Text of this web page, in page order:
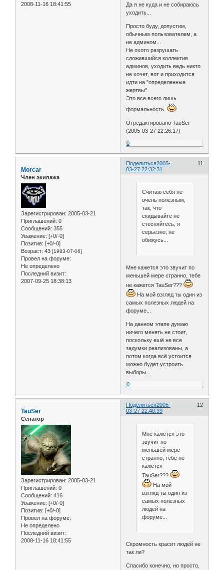
2008-11-16 18:41:55
Да я не куда и не собираюсь
уходить...
Просто буду, допустим,
обычным пользователем, а
не админом...
Не охото разрушать
сложившийся коллектив
админов, уходить ведь никто
не хочет, вот и приходится
идти на "определенные
жертвы".
Это все всего лишь
формальность.
Отредактировано TauSer
(2005-03-27 22:26:17)
0
Поделиться 11
2005-
03-27 22:32:31
Morcar
Член экипажа
Зарегистрирован: 2005-03-21
Приглашений: 0
Сообщений: 355
Уважение: [+0/-0]
Позитив: [+0/-0]
Возраст: 43 [1983-07-06]
Провел на форуме:
Не определено
Последний визит:
2007-09-25 18:38:13
Считаю себя не
очень полезным,
так, что
скидывайте не
стесняйтесь, я
серьезно, не
обижусь...
Мне кажется это звучит по
меньшей мере странно, тебе
не кажется TauSer???
На мой взгляд ты один из
самых полезных людей на
форуме...
На данном этапе думаю
ничего менять не стоит,
поскольку ешё не все
задумки реализованы, а
потом когда всё устоится
можно будет устроить
выборы...
0
Поделиться 12
2005-
03-27 22:40:39
TauSer
Сенатор
Зарегистрирован: 2005-03-21
Приглашений: 0
Сообщений: 416
Уважение: [+0/-0]
Позитив: [+0/-0]
Провел на форуме:
Не определено
Последний визит:
2008-11-16 18:41:55
Мне кажется это
звучит по
меньшей мере
странно, тебе не
кажется
TauSer???
На мой
взгляд ты один из
самых полезных
людей на
форуме...
Скромность красит людей не
так ли?
Спасибо конечно, но просто,